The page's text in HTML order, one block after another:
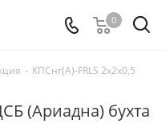
0
- КПСнг(А)-FRLS 2х2х0,5
(Ариадна) бухта